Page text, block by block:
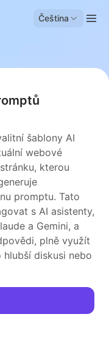
Čeština
šablony AI
webové
kterou
promptu. Tato
s AI asistenty,
a Gemini, a
plně využít
diskusi nebo